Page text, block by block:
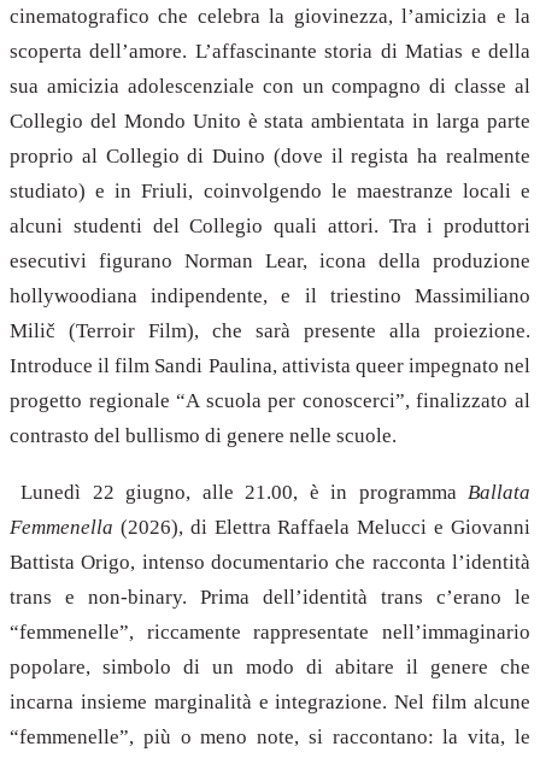
cinematografico che celebra la giovinezza, l’amicizia e la
scoperta dell’amore. L’affascinante storia di Matias e della
sua amicizia adolescenziale con un compagno di classe al
Collegio del Mondo Unito è stata ambientata in larga parte
proprio al Collegio di Duino (dove il regista ha realmente
studiato) e in Friuli, coinvolgendo le maestranze locali e
alcuni studenti del Collegio quali attori. Tra i produttori
esecutivi figurano Norman Lear, icona della produzione
hollywoodiana indipendente, e il triestino Massimiliano
Milič (Terroir Film), che sarà presente alla proiezione.
Introduce il film Sandi Paulina, attivista queer impegnato nel
progetto regionale “A scuola per conoscerci”, finalizzato al
contrasto del bullismo di genere nelle scuole.
Lunedì 22 giugno, alle 21.00, è in programma Ballata
Femmenella (2026), di Elettra Raffaela Melucci e Giovanni
Battista Origo, intenso documentario che racconta l’identità
trans e non-binary. Prima dell’identità trans c’erano le
“femmenelle”, riccamente rappresentate nell’immaginario
popolare, simbolo di un modo di abitare il genere che
incarna insieme marginalità e integrazione. Nel film alcune
“femmenelle”, più o meno note, si raccontano: la vita, le